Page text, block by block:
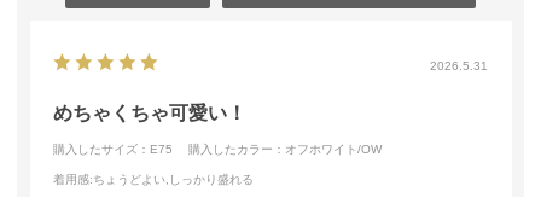
2026.5.31
めちゃくちゃ可愛い！
購入したサイズ：E75 購入したカラー：オフホワイト/OW
着用感:ちょうどよい,しっかり盛れる